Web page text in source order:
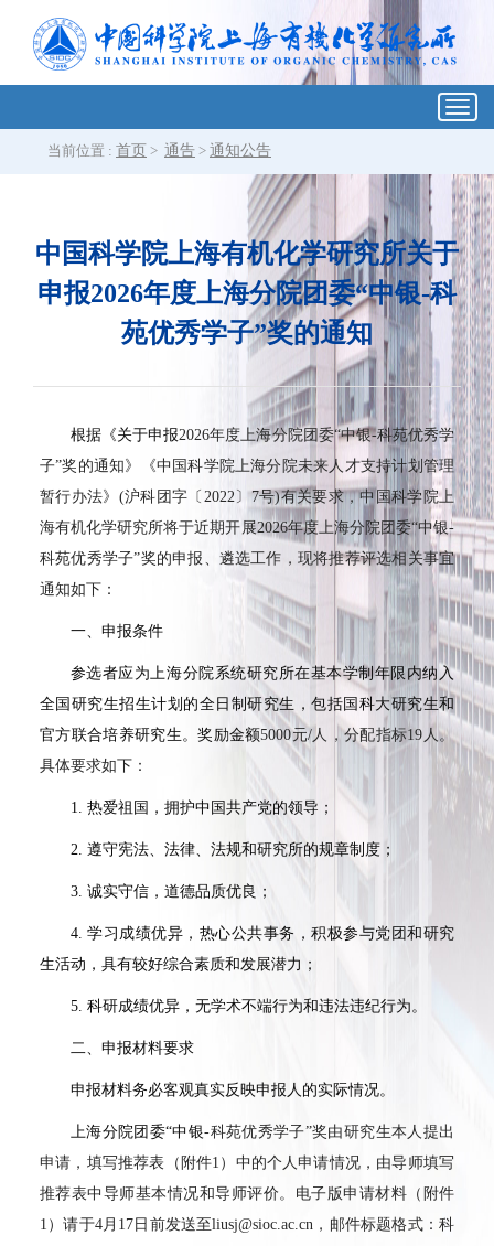
当前位置 : 首页 > 通告 > 通知公告
中国科学院上海有机化学研究所关于
申报2026年度上海分院团委“中银-科
苑优秀学子”奖的通知
根据《关于申报2026年度上海分院团委“中银-科苑优秀学
子”奖的通知》《中国科学院上海分院未来人才支持计划管理
暂行办法》(沪科团字〔2022〕7号)有关要求，中国科学院上
海有机化学研究所将于近期开展2026年度上海分院团委“中银-
科苑优秀学子”奖的申报、遴选工作，现将推荐评选相关事宜
通知如下：
一、申报条件
参选者应为上海分院系统研究所在基本学制年限内纳入
全国研究生招生计划的全日制研究生，包括国科大研究生和
官方联合培养研究生。奖励金额5000元/人，分配指标19人。
具体要求如下：
1. 热爱祖国，拥护中国共产党的领导；
2. 遵守宪法、法律、法规和研究所的规章制度；
3. 诚实守信，道德品质优良；
4. 学习成绩优异，热心公共事务，积极参与党团和研究
生活动，具有较好综合素质和发展潜力；
5. 科研成绩优异，无学术不端行为和违法违纪行为。
二、申报材料要求
申报材料务必客观真实反映申报人的实际情况。
上海分院团委“中银-科苑优秀学子”奖由研究生本人提出
申请，填写推荐表（附件1）中的个人申请情况，由导师填写
推荐表中导师基本情况和导师评价。电子版申请材料（附件
1）请于4月17日前发送至liusj@sioc.ac.cn，邮件标题格式：科